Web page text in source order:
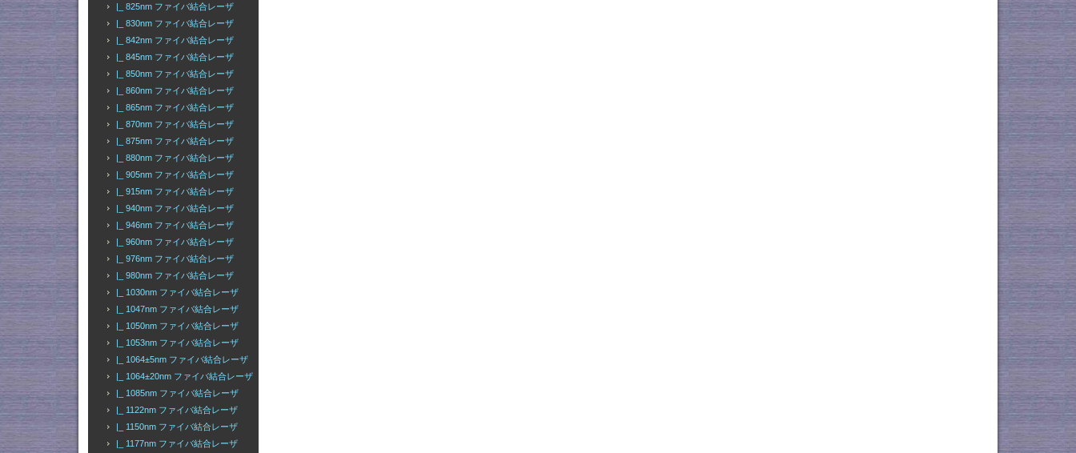
|_ 825nm ファイバ結合レーザ
|_ 830nm ファイバ結合レーザ
|_ 842nm ファイバ結合レーザ
|_ 845nm ファイバ結合レーザ
|_ 850nm ファイバ結合レーザ
|_ 860nm ファイバ結合レーザ
|_ 865nm ファイバ結合レーザ
|_ 870nm ファイバ結合レーザ
|_ 875nm ファイバ結合レーザ
|_ 880nm ファイバ結合レーザ
|_ 905nm ファイバ結合レーザ
|_ 915nm ファイバ結合レーザ
|_ 940nm ファイバ結合レーザ
|_ 946nm ファイバ結合レーザ
|_ 960nm ファイバ結合レーザ
|_ 976nm ファイバ結合レーザ
|_ 980nm ファイバ結合レーザ
|_ 1030nm ファイバ結合レーザ
|_ 1047nm ファイバ結合レーザ
|_ 1050nm ファイバ結合レーザ
|_ 1053nm ファイバ結合レーザ
|_ 1064±5nm ファイバ結合レーザ
|_ 1064±20nm ファイバ結合レーザ
|_ 1085nm ファイバ結合レーザ
|_ 1122nm ファイバ結合レーザ
|_ 1150nm ファイバ結合レーザ
|_ 1177nm ファイバ結合レーザ